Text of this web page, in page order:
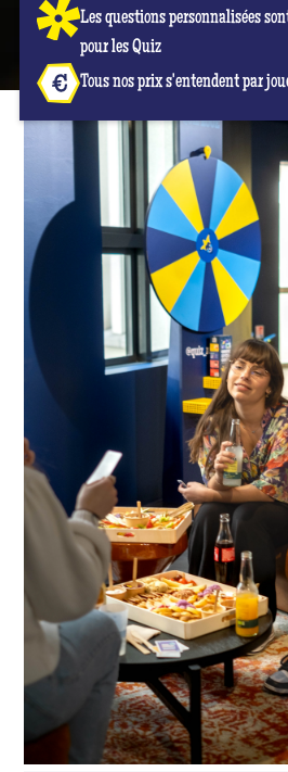
Les questions personnalisées
pour les Quiz
Tous nos prix s'entendent par